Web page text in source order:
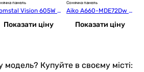
панель
Vision 605W B
Mono (RV605-3
MHD)
Показати ціну
Сонячна панель
Aiko A660-MDE72Dw 6
Показати ціну
Купуйте в своєму місті: